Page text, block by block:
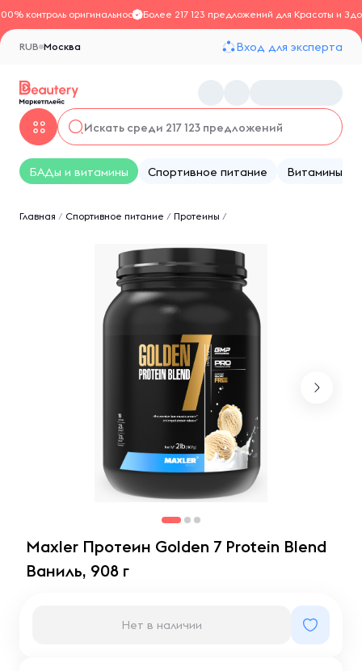
контроль оригинальностиБолее 217 123 предложений для Красоты и
Москва
RUB Вход для эксперта
БАДы и витамины Спортивное питание Витамины
Главная / Спортивное питание / Протеины /
Maxler Протеин Golden 7 Protein Blend
Ваниль, 908 г
Нет в наличии